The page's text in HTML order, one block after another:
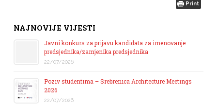
Print
NAJNOVIJE VIJESTI
Javni konkurs za prijavu kandidata za imenovanje
predsjednika/zamjenika predsjednika
22/07/2026
Poziv studentima – Srebrenica Architecture Meetings
2026
22/07/2026